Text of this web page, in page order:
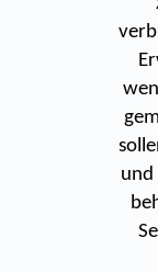
und